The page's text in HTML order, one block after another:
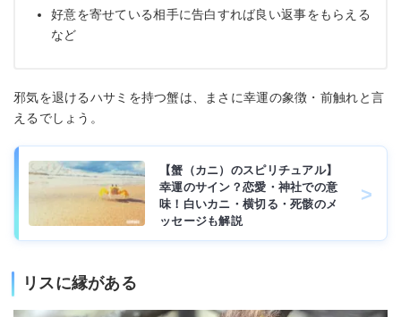
好意を寄せている相手に告白すれば良い返事をもらえる
など
邪気を退けるハサミを持つ蟹は、まさに幸運の象徴・前触れと言
えるでしょう。
【蟹（カニ）のスピリチュアル】
幸運のサイン？恋愛・神社での意
味！白いカニ・横切る・死骸のメ
ッセージも解説
リスに縁がある